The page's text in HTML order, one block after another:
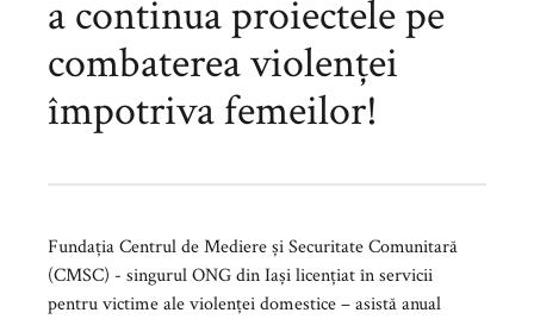
a continua proiectele pe
combaterea violenței
împotriva femeilor!
Fundația Centrul de Mediere și Securitate Comunitară
(CMSC) - singurul ONG din Iași licențiat în servicii
pentru victime ale violenței domestice – asistă anual